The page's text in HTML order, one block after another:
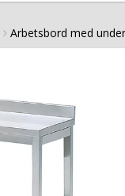
Arbetsbord med